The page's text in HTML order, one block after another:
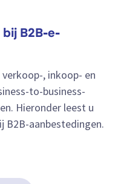
bij B2B-e-
, inkoop- en
to-business-
Hieronder leest u
B2B-aanbestedingen.